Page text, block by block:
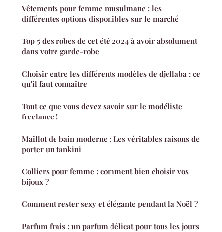
Vêtements pour femme musulmane : les
différentes options disponibles sur le marché
Top 5 des robes de cet été 2024 à avoir absolument
dans votre garde-robe
Choisir entre les différents modèles de djellaba : ce
qu'il faut connaître
Tout ce que vous devez savoir sur le modéliste
freelance !
Maillot de bain moderne : Les véritables raisons de
porter un tankini
Colliers pour femme : comment bien choisir vos
bijoux ?
Comment rester sexy et élégante pendant la Noël ?
Parfum frais : un parfum délicat pour tous les jours